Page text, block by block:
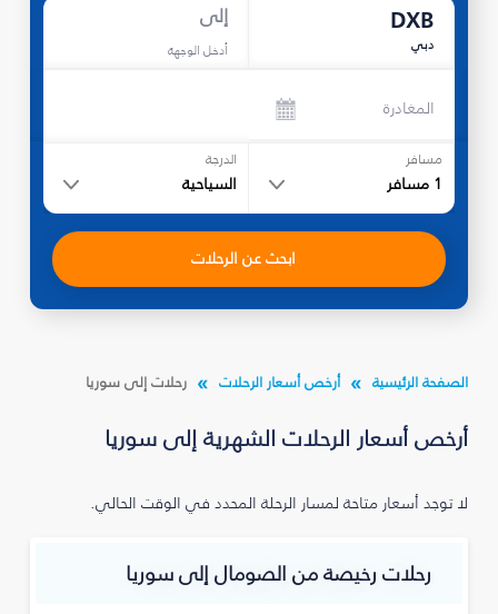
DXB
دبي
إلى
أدخل الوجهة
المغادرة
مسافر
1 مسافر
الدرجة
السياحية
ابحث عن الرحلات
الصفحة الرئيسية أرخص أسعار الرحلات رحلات إلى سوريا
أرخص أسعار الرحلات الشهرية إلى سوريا
لا توجد أسعار متاحة لمسار الرحلة المحدد في الوقت الحالي.
رحلات رخيصة من الصومال إلى سوريا